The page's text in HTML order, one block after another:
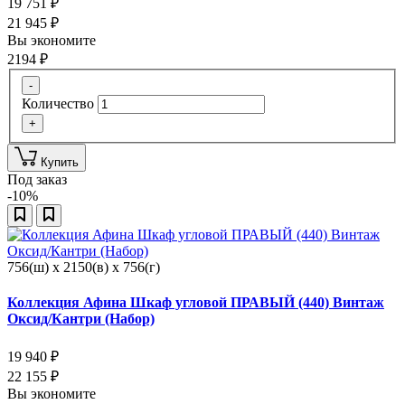
19 751
₽
21 945 ₽
Вы экономите
2194 ₽
-
Количество
+
Купить
Под заказ
-10%
756(ш) x 2150(в) x 756(г)
Коллекция Афина Шкаф угловой ПРАВЫЙ (440) Винтаж
Оксид/Кантри (Набор)
19 940 ₽
22 155 ₽
Вы экономите